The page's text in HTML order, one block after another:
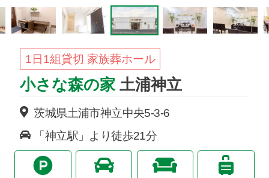
1日1組貸切 家族葬ホール
小さな森の家土浦神立
茨城県土浦市神立中央5-3-6
「神立駅」より徒歩21分